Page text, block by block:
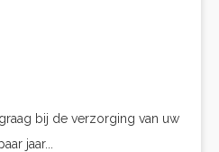
bij de verzorging van uw
jaar...